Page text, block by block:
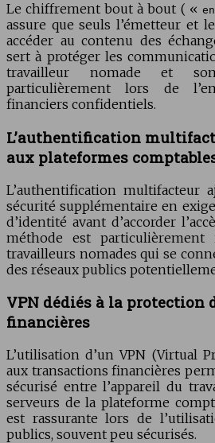
Le chiffrement bout à bout ( «
assure que seuls l’émetteur et
accéder au contenu des
sert à protéger les
travailleur nomade et son
particulièrement lors de
financiers confidentiels.
L’authentification
aux plateformes
L’authentification multifacteur
sécurité supplémentaire en
d’identité avant d’accorder
méthode est
travailleurs nomades qui se
des réseaux publics
VPN dédiés à la protection
financières
L’utilisation d’un VPN (Virtual
aux transactions financières
sécurisé entre l’appareil du
serveurs de la plateforme
est rassurante lors de
publics, souvent peu sécurisés.